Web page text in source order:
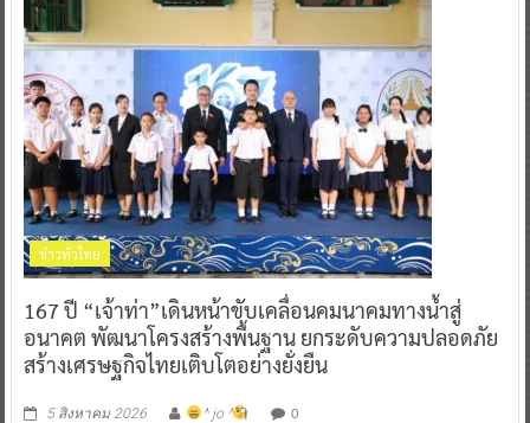
ข่าวทั่วไทย
167 ปี “เจ้าท่า”เดินหน้าขับเคลื่อนคมนาคมทางน้ำสู่
อนาคต พัฒนาโครงสร้างพื้นฐาน ยกระดับความปลอดภัย
สร้างเศรษฐกิจไทยเติบโตอย่างยั่งยืน
5 สิงหาคม 2026 ^ jo ^ 0